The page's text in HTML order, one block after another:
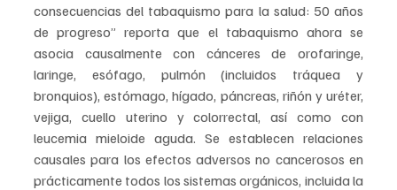
consecuencias del tabaquismo para la salud: 50 años
de progreso” reporta que el tabaquismo ahora se
asocia causalmente con cánceres de orofaringe,
laringe, esófago, pulmón (incluidos tráquea y
bronquios), estómago, hígado, páncreas, riñón y uréter,
vejiga, cuello uterino y colorrectal, así como con
leucemia mieloide aguda. Se establecen relaciones
causales para los efectos adversos no cancerosos en
prácticamente todos los sistemas orgánicos, incluida la